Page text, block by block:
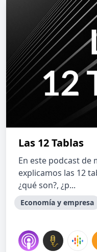
Las 12 Tablas
En este podcast de
explicamos las 12
¿qué son?, ¿p...
Economía y empresa